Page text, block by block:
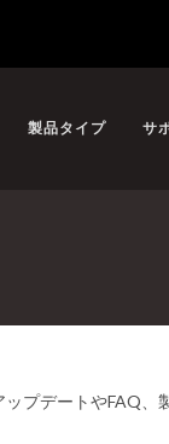
製品タイプ サ
プデートやFAQ、